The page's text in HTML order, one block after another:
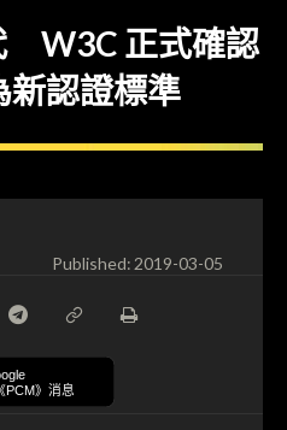
W3C 正式確認
認證標準
Published:2019-03-05
PCM》消息